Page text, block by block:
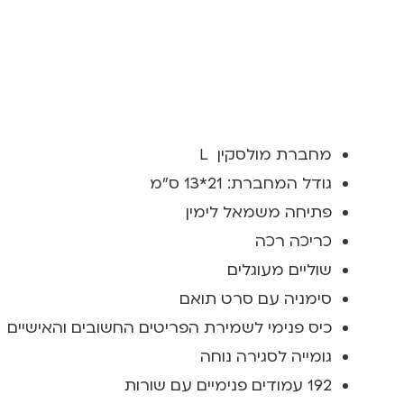
מחברת מולסקין L
גודל המחברת: 21*13 ס"מ
פתיחה משמאל לימין
כריכה רכה
שוליים מעוגלים
סימניה עם סרט תואם
כיס פנימי לשמירת הפריטים החשובים והאישיים
גומייה לסגירה נוחה
192 עמודים פנימיים עם שורות